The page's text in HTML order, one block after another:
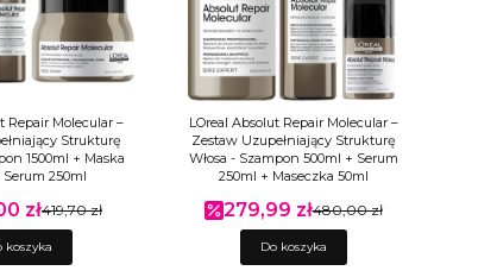
Repair Molecular –
Strukturę
1500ml + Maska
250ml
zł419,70 zł
koszyka
LOreal Absolut Repair Molecular –
Zestaw Uzupełniający Strukturę
Włosa - Szampon 500ml + Serum
250ml + Maseczka 50ml
Cena promocyjna
279,99 zł480,00 zł
Do koszyka